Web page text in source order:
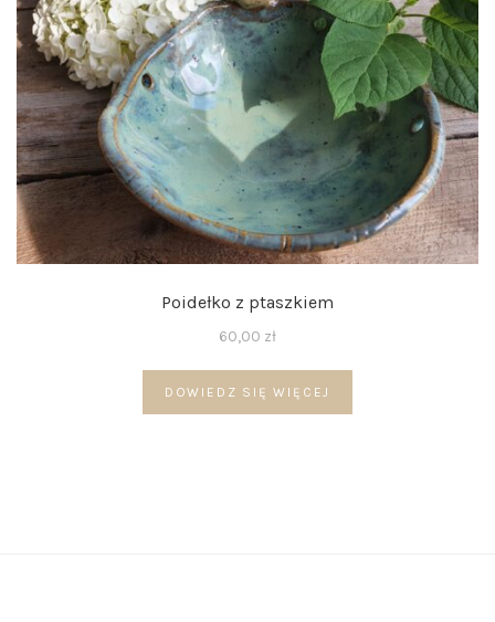
Poidełko z ptaszkiem
60,00 zł
DOWIEDZ SIĘ WIĘCEJ